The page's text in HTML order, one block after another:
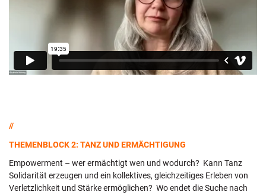
//
THEMENBLOCK 2: TANZ UND ERMÄCHTIGUNG
Empowerment – wer ermächtigt wen und wodurch? Kann Tanz
Solidarität erzeugen und ein kollektives, gleichzeitiges Erleben von
Verletzlichkeit und Stärke ermöglichen? Wo endet die Suche nach